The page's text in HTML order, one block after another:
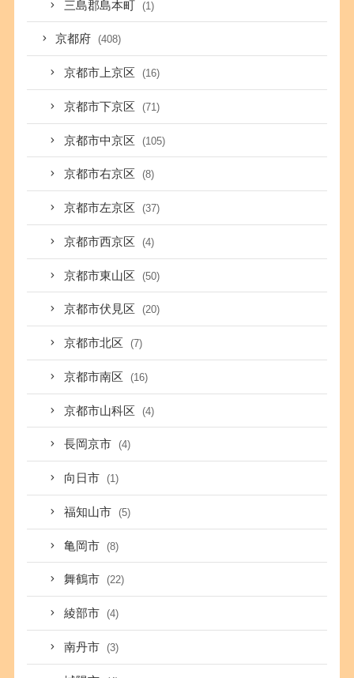
三島郡島本町 (1)
京都府 (408)
京都市上京区 (16)
京都市下京区 (71)
京都市中京区 (105)
京都市右京区 (8)
京都市左京区 (37)
京都市西京区 (4)
京都市東山区 (50)
京都市伏見区 (20)
京都市北区 (7)
京都市南区 (16)
京都市山科区 (4)
長岡京市 (4)
向日市 (1)
福知山市 (5)
亀岡市 (8)
舞鶴市 (22)
綾部市 (4)
南丹市 (3)